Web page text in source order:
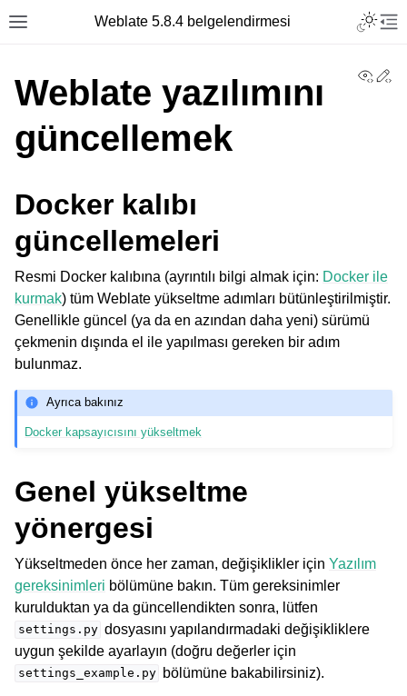
Toggle site navigation sidebar
Weblate 5.8.4 belgelendirmesi Toggle
navigation of Desteklenen dosya biçimleri
Weblate yazılımını
güncellemek
Docker kalıbı
güncellemeleri
Resmi Docker kalıbına (ayrıntılı bilgi almak için: Docker ile
kurmak) tüm Weblate yükseltme adımları bütünleştirilmiştir.
Genellikle güncel (ya da en azından daha yeni) sürümü
çekmenin dışında el ile yapılması gereken bir adım
bulunmaz.
Ayrıca bakınız
Docker kapsayıcısını yükseltmek
Genel yükseltme
yönergesi
Yükseltmeden önce her zaman, değişiklikler için Yazılım
gereksinimleri bölümüne bakın. Tüm gereksinimler
kurulduktan ya da güncellendikten sonra, lütfen
settings.py dosyasını yapılandırmadaki değişikliklere
uygun şekilde ayarlayın (doğru değerler için
settings_example.py bölümüne bakabilirsiniz).